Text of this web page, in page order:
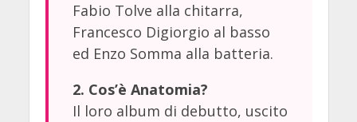
Fabio Tolve alla chitarra,
Francesco Digiorgio al basso
ed Enzo Somma alla batteria.
2. Cos’è Anatomia?
Il loro album di debutto, uscito